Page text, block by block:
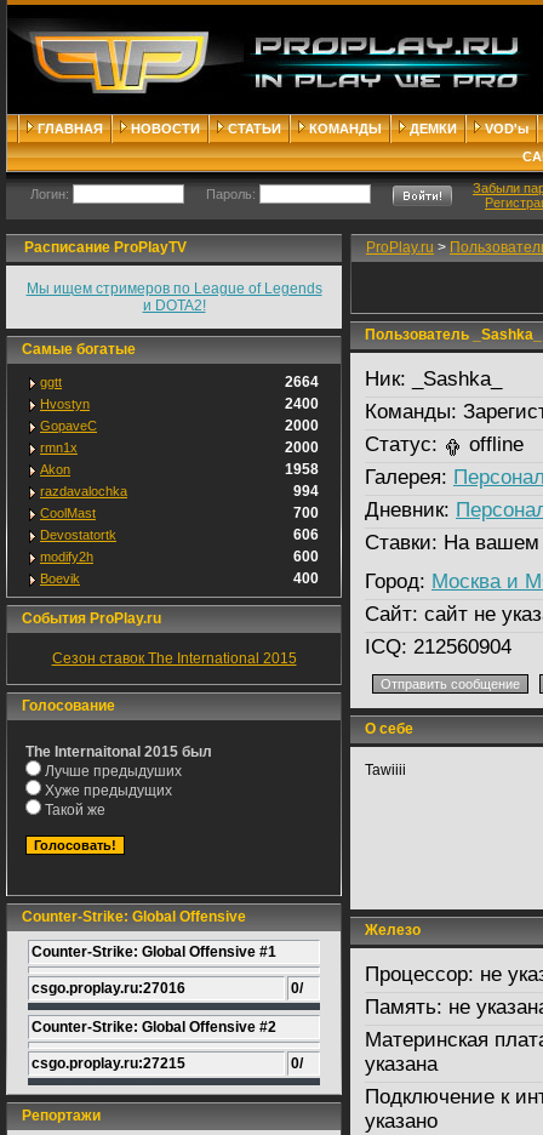
ГЛАВНАЯ НОВОСТИ СТАТЬИ КОМАНДЫ ДЕМКИ
VOD'ы
Логин: Пароль:
Забыли
Расписание ProPlayTV
Мы ищем стримеров по League of Legends
и DOTA2!
Самые богатые
ggtt 2664
Hvostyn 2400
GopaveC 2000
rmn1x 2000
Akon 1958
razdavalochka 994
CoolMast 700
Devostatortk 606
modify2h 600
Boevik 400
События ProPlay.ru
Сезон ставок The International 2015
Голосование
The Internaitonal 2015 был
Лучше предыдуших
Хуже предыдущих
Такой же
Counter-Strike: Global Offensive
Counter-Strike: Global Offensive #1
csgo.proplay.ru:27016 0/
Counter-Strike: Global Offensive #2
csgo.proplay.ru:27215 0/
Репортажи
ProPlay.ru >
Пользователь _Sashka_
Ник: _Sashka_
Команды:
Статус:
offline
Галерея:
Дневник:
Ставки: На вашем
Город: Москва и
Сайт: сайт не
ICQ: 212560904
О себе
Tawiiii
Железо
Процессор: не
Память: не
Материнская
указана
Подключение к
указано